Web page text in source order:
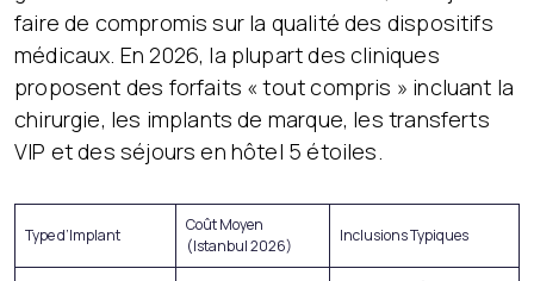
faire de compromis sur la qualité des dispositifs
médicaux. En 2026, la plupart des cliniques
proposent des forfaits « tout compris » incluant la
chirurgie, les implants de marque, les transferts
VIP et des séjours en hôtel 5 étoiles.
Type d’Implant
Coût Moyen
(Istanbul 2026)
Inclusions Typiques